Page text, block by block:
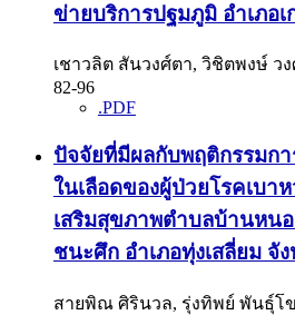
ข่ายบริการปฐมภูมิ อำเภอ
เชาวลิต สันวงศ์ตา, วิชิตพงษ์ ว
82-96
.PDF
ปัจจัยที่มีผลกับพฤติกรรมก
ในเลือดของผู้ป่วยโรคเบา
เสริมสุขภาพตำบลบ้านหน
ชนะศึก อำเภอทุ่งเสลี่ยม จั
สายพิณ ศิรินวล, รุ่งทิพย์ พันธุ์โ